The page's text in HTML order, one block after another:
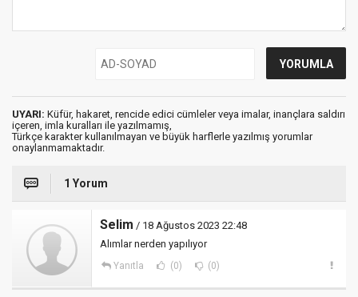
UYARI: Küfür, hakaret, rencide edici cümleler veya imalar, inançlara saldırı
içeren, imla kuralları ile yazılmamış,
Türkçe karakter kullanılmayan ve büyük harflerle yazılmış yorumlar
onaylanmamaktadır.
1 Yorum
Selim / 18 Ağustos 2023 22:48
Alımlar nerden yapılıyor
Yanıtla (0) (0)